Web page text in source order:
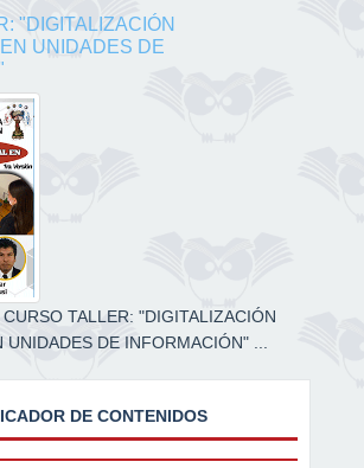
"DIGITALIZACIÓN
UNIDADES DE
TALLER: "DIGITALIZACIÓN
UNIDADES DE INFORMACIÓN" ...
DE CONTENIDOS